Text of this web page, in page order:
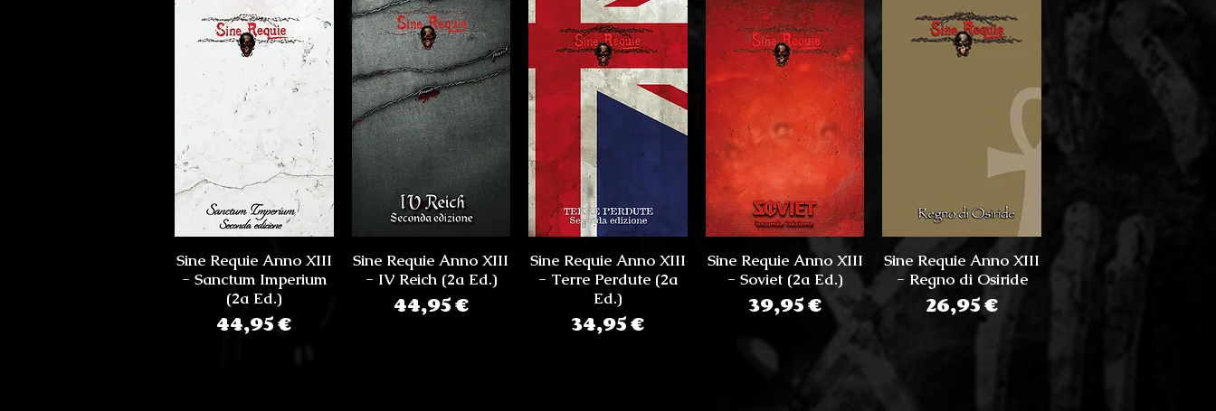
Sine Requie Anno XIII
- Sanctum Imperium
(2a Ed.)
Prezzo
44,95 €
Sine Requie Anno XIII
- IV Reich (2a Ed.)
Prezzo
44,95 €
Sine Requie Anno XIII
- Terre Perdute (2a
Ed.)
Prezzo
34,95 €
Sine Requie Anno XIII
- Soviet (2a Ed.)
Prezzo
39,95 €
Sine Requie Anno XIII
- Regno di Osiride
Prezzo
26,95 €